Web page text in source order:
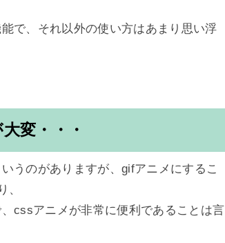
で、それ以外の使い方はあまり思い浮
変・・・
うのがありますが、gifアニメにするこ
、
cssアニメが非常に便利であることは言